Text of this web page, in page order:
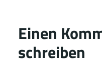
Einen
schreiben